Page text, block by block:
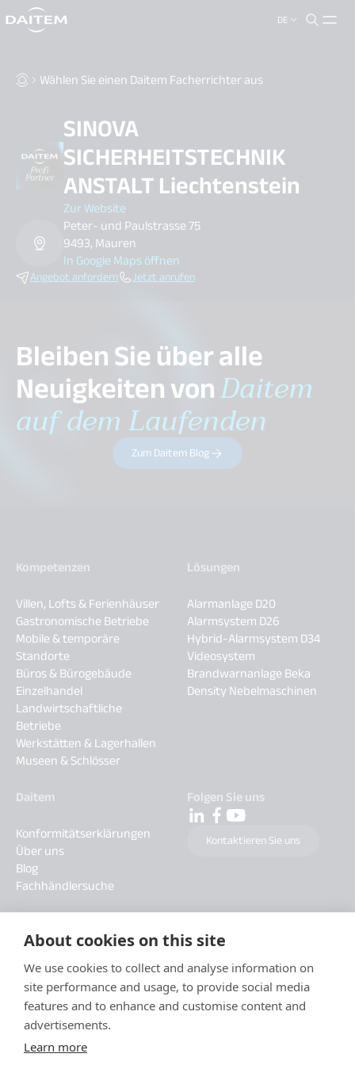
About cookies on this site
We use cookies to collect and analyse information on
site performance and usage, to provide social media
features and to enhance and customise content and
advertisements.
Learn more
DE
search.label
Wählen Sie einen Daitem Facherrichter aus
SINOVA
SICHERHEITSTECHNIK
ANSTALT Liechtenstein
Zur Website
Peter- und Paulstrasse 75
9493, Mauren
In Google Maps öffnen
Angebot anfordern Jetzt anrufen
Bleiben Sie über alle
Neuigkeiten vonDaitem
auf dem Laufenden
Zum Daitem Blog
Kompetenzen
Villen, Lofts & Ferienhäuser
Gastronomische Betriebe
Mobile & temporäre
Standorte
Büros & Bürogebäude
Einzelhandel
Landwirtschaftliche
Betriebe
Werkstätten & Lagerhallen
Museen & Schlösser
Lösungen
Alarmanlage D20
Alarmsystem D26
Hybrid-Alarmsystem D34
Videosystem
Brandwarnanlage Beka
Density Nebelmaschinen
Daitem
Konformitätserklärungen
Über uns
Blog
Fachhändlersuche
Folgen Sie uns
Kontaktieren Sie uns